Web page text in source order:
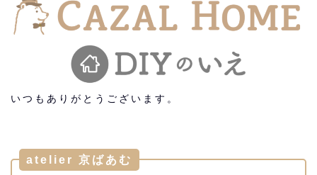
いつもありがとうございます。
atelier 京ばあむ